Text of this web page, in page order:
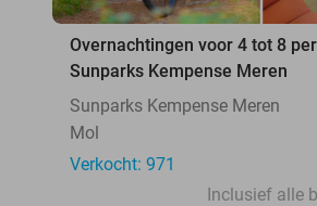
Overnachtingen voor 4 tot 8
Sunparks Kempense Meren
Sunparks Kempense Meren
Mol
Verkocht: 971
Inclusief alle